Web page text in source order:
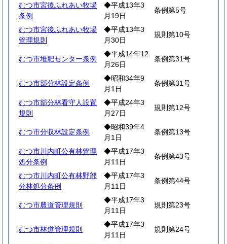
むつ市宮後ふれあい牧場
条例
◆平成13年3
月19日
条例第5号
むつ市宮後ふれあい牧場
管理規則
◆平成13年3
月30日
規則第10号
むつ市堆肥センター条例
◆平成14年12
月26日
条例第31号
むつ市部分林設定条例
◆昭和34年9
月1日
条例第31号
むつ市部分林看守人設置
規則
◆平成24年3
月27日
規則第12号
むつ市分収林設定条例
◆昭和39年4
月1日
条例第13号
むつ市川内町公有林管理
処分条例
◆平成17年3
月11日
条例第43号
むつ市川内町公有林野部
分林処分条例
◆平成17年3
月11日
条例第44号
むつ市農道管理規則
◆平成17年3
月11日
規則第23号
むつ市林道管理規則
◆平成17年3
月11日
規則第24号